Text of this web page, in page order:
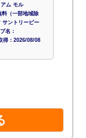
ム モル
（一部地域除
サントリービー
名：
得：2026/08/08